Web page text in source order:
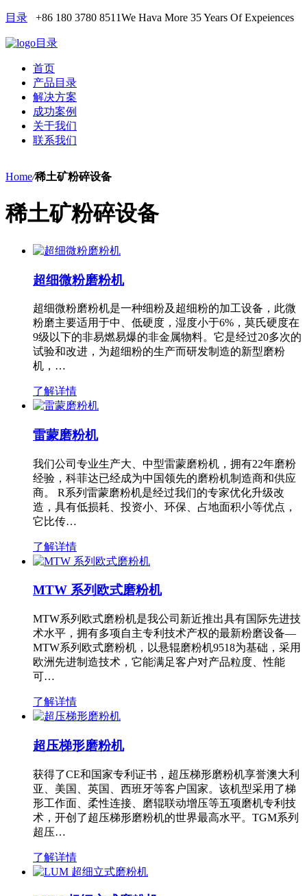
目录 +86 180 3780 8511We Hava More 35 Years Of Expeiences
目录
首页
产品目录
解决方案
成功案例
关于我们
联系我们
Home/稀土矿粉碎设备
稀土矿粉碎设备
超细微粉磨粉机
超细微粉磨粉机是一种细粉及超细粉的加工设备，此微
粉磨主要适用于中、低硬度，湿度小于6%，莫氏硬度在
9级以下的非易燃易爆的非金属物料。它是经过20多次的
试验和改进，为超细粉的生产而研发制造的新型磨粉
机，…
了解详情
雷蒙磨粉机
我们公司专业生产大、中型雷蒙磨粉机，拥有22年磨粉
经验，科菲达已经成为中国领先的磨粉机制造商和供应
商。 R系列雷蒙磨粉机是经过我们的专家优化升级改
造，具有低损耗、投资小、环保、占地面积小等优点，
它比传…
了解详情
MTW 系列欧式磨粉机
MTW系列欧式磨粉机是我公司新近推出具有国际先进技
术水平，拥有多项自主专利技术产权的最新粉磨设备—
MTW系列欧式磨粉机，以悬辊磨粉机9518为基础，采用
欧洲先进制造技术，它能满足客户对产品粒度、性能
可…
了解详情
超压梯形磨粉机
获得了CE和国家专利证书，超压梯形磨粉机享誉澳大利
亚、美国、英国、西班牙等客户国家。该机型采用了梯
形工作面、柔性连接、磨辊联动增压等五项磨机专利技
术，开创了超压梯形磨粉机的世界最高水平。TGM系列
超压…
了解详情